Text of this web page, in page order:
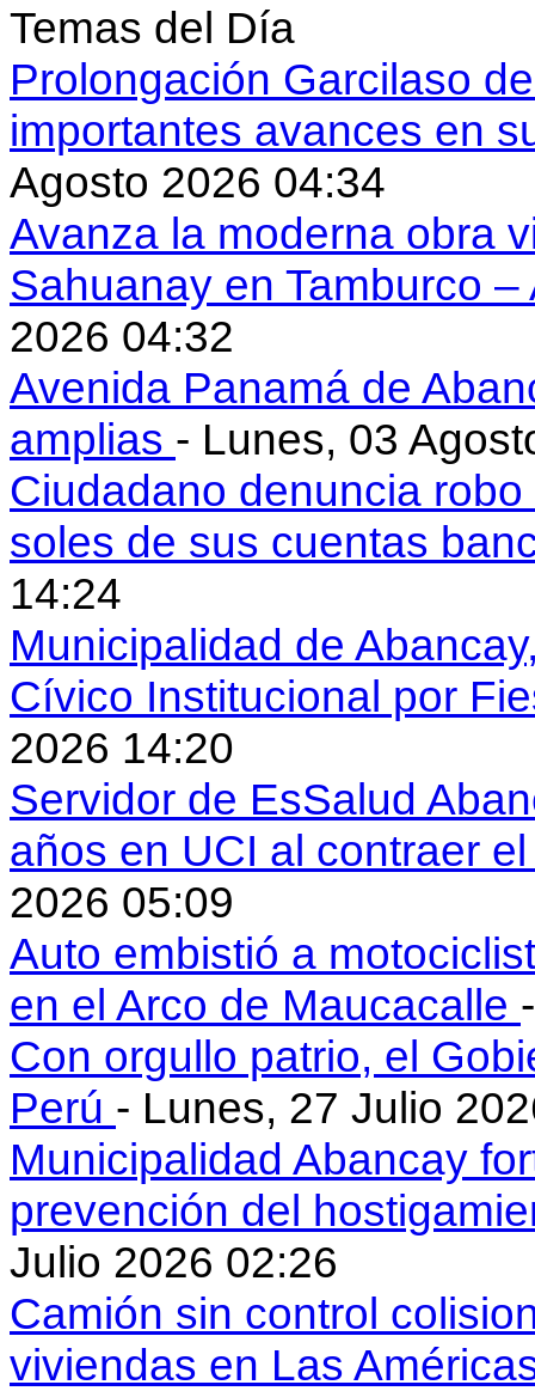
Temas del Día
Prolongación Garcilaso
importantes avances en
Agosto 2026 04:34
Avanza la moderna obra
Sahuanay en Tamburco
2026 04:32
Avenida Panamá de
amplias - Lunes, 03
Ciudadano denuncia
soles de sus cuentas
14:24
Municipalidad de
Cívico Institucional por
2026 14:20
Servidor de EsSalud
años en UCI al contraer
2026 05:09
Auto embistió a
en el Arco de Maucacalle
Con orgullo patrio, el
Perú - Lunes, 27 Julio
Municipalidad Abancay
prevención del
Julio 2026 02:26
Camión sin control
viviendas en Las